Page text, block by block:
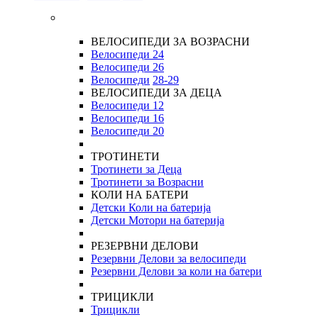
ВЕЛОСИПЕДИ ЗА ВОЗРАСНИ
Велосипеди 24
Велосипеди 26
Велосипеди 28-29
ВЕЛОСИПЕДИ ЗА ДЕЦА
Велосипеди 12
Велосипеди 16
Велосипеди 20
ТРОТИНЕТИ
Тротинети за Деца
Тротинети за Возрасни
КОЛИ НА БАТЕРИ
Детски Коли на батерија
Детски Мотори на батерија
РЕЗЕРВНИ ДЕЛОВИ
Резервни Делови за велосипеди
Резервни Делови за коли на батери
ТРИЦИКЛИ
Трицикли